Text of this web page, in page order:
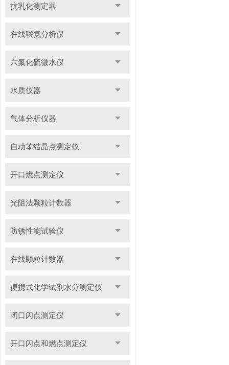
抗乳化测定器
在线联氨分析仪
六氟化硫微水仪
水质仪器
气体分析仪器
自动苯结晶点测定仪
开口燃点测定仪
光阻法颗粒计数器
防锈性能试验仪
在线颗粒计数器
便携式化学试剂水分测定仪
闭口闪点测定仪
开口闪点和燃点测定仪